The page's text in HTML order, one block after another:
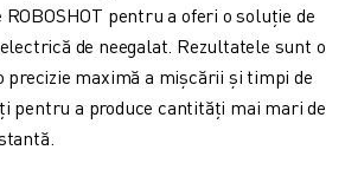
pentru a oferi o soluție de
de neegalat. Rezultatele sunt o
maximă a mișcării și timpi de
pentru a produce cantități mai mari de